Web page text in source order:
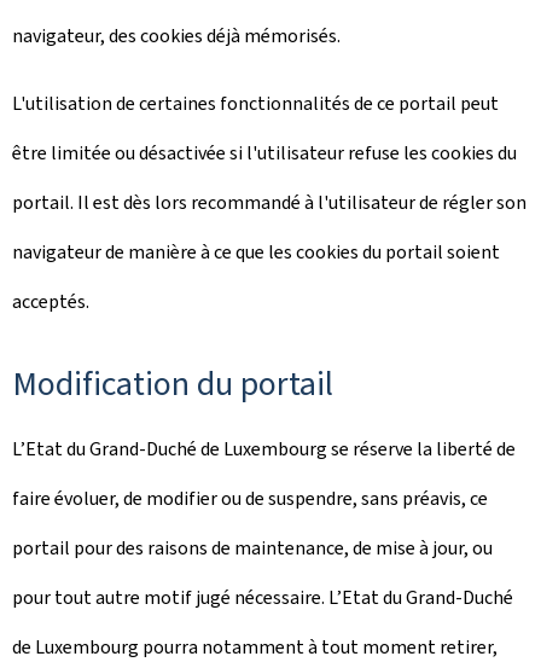
navigateur, des cookies déjà mémorisés.
L'utilisation de certaines fonctionnalités de ce portail peut
être limitée ou désactivée si l'utilisateur refuse les cookies du
portail. Il est dès lors recommandé à l'utilisateur de régler son
navigateur de manière à ce que les cookies du portail soient
acceptés.
Modification du portail
L’Etat du Grand-Duché de Luxembourg se réserve la liberté de
faire évoluer, de modifier ou de suspendre, sans préavis, ce
portail pour des raisons de maintenance, de mise à jour, ou
pour tout autre motif jugé nécessaire. L’Etat du Grand-Duché
de Luxembourg pourra notamment à tout moment retirer,